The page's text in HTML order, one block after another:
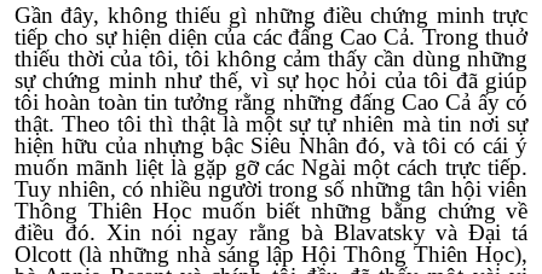
Gần đây, không thiếu gì những điều chứng minh trực
tiếp cho sự hiện diện của các đấng Cao Cả. Trong thuở
thiếu thời của tôi, tôi không cảm thấy cần dùng những
sự chứng minh như thế, vì sự học hỏi của tôi đã giúp
tôi hoàn toàn tin tưởng rằng những đấng Cao Cả ấy có
thật. Theo tôi thì thật là một sự tự nhiên mà tin nơi sự
hiện hữu của nhựng bậc Siêu Nhân đó, và tôi có cái ý
muốn mãnh liệt là gặp gỡ các Ngài một cách trực tiếp.
Tuy nhiên, có nhiều người trong số những tân hội viên
Thông Thiên Học muốn biết những bằng chứng về
điều đó. Xin nói ngay rằng bà Blavatsky và Đại tá
Olcott (là những nhà sáng lập Hội Thông Thiên Học),